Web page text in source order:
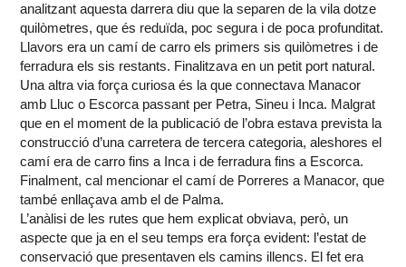
analitzant aquesta darrera diu que la separen de la vila dotze
quilòmetres, que és reduïda, poc segura i de poca profunditat.
Llavors era un camí de carro els primers sis quilòmetres i de
ferradura els sis restants. Finalitzava en un petit port natural.
Una altra via força curiosa és la que connectava Manacor
amb Lluc o Escorca passant per Petra, Sineu i Inca. Malgrat
que en el moment de la publicació de l’obra estava prevista la
construcció d’una carretera de tercera categoria, aleshores el
camí era de carro fins a Inca i de ferradura fins a Escorca.
Finalment, cal mencionar el camí de Porreres a Manacor, que
també enllaçava amb el de Palma.
L’anàlisi de les rutes que hem explicat obviava, però, un
aspecte que ja en el seu temps era força evident: l’estat de
conservació que presentaven els camins illencs. El fet era